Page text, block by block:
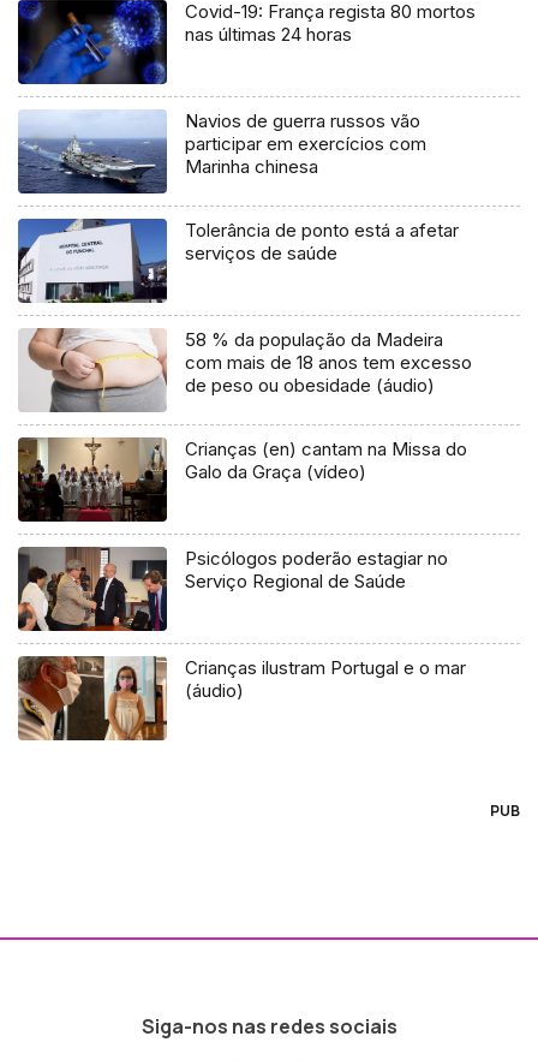
Covid-19: França regista 80 mortos
nas últimas 24 horas
Navios de guerra russos vão
participar em exercícios com
Marinha chinesa
Tolerância de ponto está a afetar
serviços de saúde
58 % da população da Madeira
com mais de 18 anos tem excesso
de peso ou obesidade (áudio)
Crianças (en) cantam na Missa do
Galo da Graça (vídeo)
Psicólogos poderão estagiar no
Serviço Regional de Saúde
Crianças ilustram Portugal e o mar
(áudio)
PUB
Siga-nos nas redes sociais